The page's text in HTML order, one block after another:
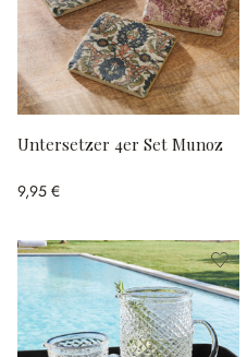
Untersetzer 4er Set Munoz
9,95 €